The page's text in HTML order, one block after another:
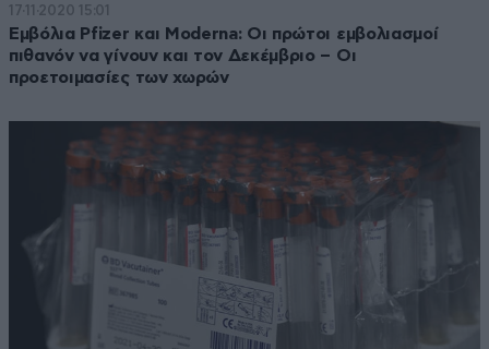
17·11·2020 15:01
Εμβόλια Pfizer και Moderna: Οι πρώτοι εμβολιασμοί
πιθανόν να γίνουν και τον Δεκέμβριο – Οι
προετοιμασίες των χωρών